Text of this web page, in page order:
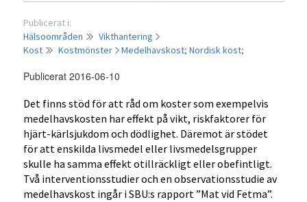
Publicerat i:
Hälsoområden
Vikthantering
Kost
Kostmönster Medelhavskost;Nordisk kost;
Publicerat 2016-06-10
Det finns stöd för att råd om koster som exempelvis
medelhavskosten har effekt på vikt, riskfaktorer för
hjärt-kärlsjukdom och dödlighet. Däremot är stödet
för att enskilda livsmedel eller livsmedelsgrupper
skulle ha samma effekt otillräckligt eller obefintligt.
Två interventionsstudier och en observationsstudie av
medelhavskost ingår i SBU:s rapport ”Mat vid Fetma”.